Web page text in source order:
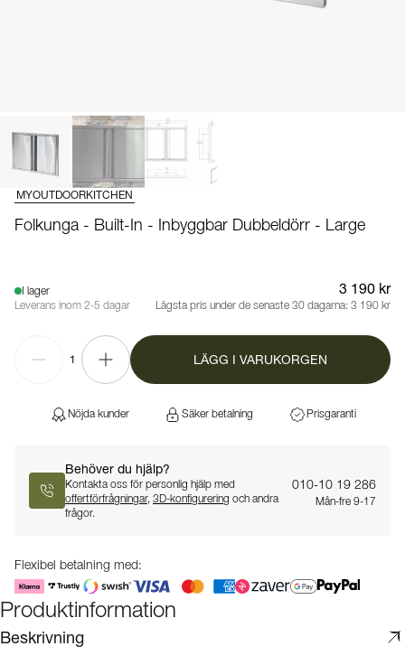
MYOUTDOORKITCHEN
Folkunga - Built-In - Inbyggbar Dubbeldörr - Large
I lager
Leverans inom 2-5 dagar
3 190 kr
Lägsta pris under de senaste 30 dagarna: 3 190 kr
1 LÄGG I VARUKORGEN
Nöjda kunder Säker betalning Prisgaranti
Behöver du hjälp?
Kontakta oss för personlig hjälp med
offertförfrågningar, 3D-konfigurering och andra
frågor.
010-10 19 286
Mån-fre 9-17
Flexibel betalning med:
Produktinformation
Beskrivning